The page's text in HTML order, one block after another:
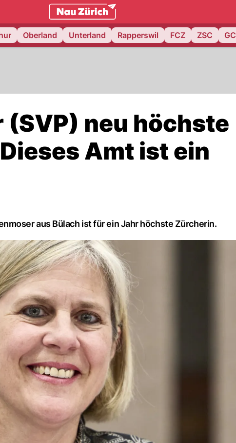
zurich.NAU.ch
Oberland Unterland Rapperswil FCZ ZSC GC
(SVP) neu höchste
Amt ist ein
aus Bülach ist für ein Jahr höchste Zürcherin.